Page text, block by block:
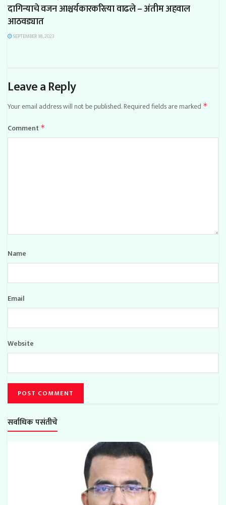
दागिन्याचे वजन आश्चर्यकारकरित्या वाढले – अंतीम अहवाल
आठवड्यात
SEPTEMBER 18, 2023
Leave a Reply
Your email address will not be published.Required fields are marked *
Comment *
Name
Email
Website
सर्वाधिक पसंतीचे